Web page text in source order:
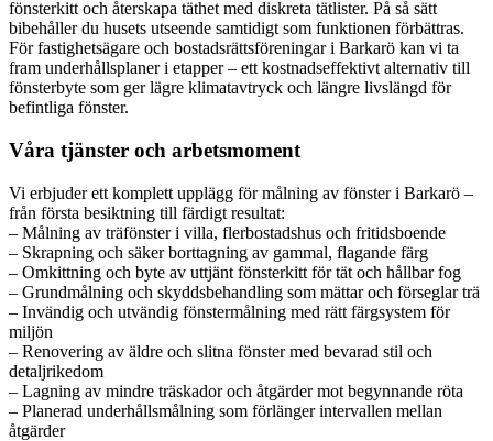
fönsterkitt och återskapa täthet med diskreta tätlister. På så sätt
bibehåller du husets utseende samtidigt som funktionen förbättras.
För fastighetsägare och bostadsrättsföreningar i Barkarö kan vi ta
fram underhållsplaner i etapper – ett kostnadseffektivt alternativ till
fönsterbyte som ger lägre klimatavtryck och längre livslängd för
befintliga fönster.
Våra tjänster och arbetsmoment
Vi erbjuder ett komplett upplägg för målning av fönster i Barkarö –
från första besiktning till färdigt resultat:
– Målning av träfönster i villa, flerbostadshus och fritidsboende
– Skrapning och säker borttagning av gammal, flagande färg
– Omkittning och byte av uttjänt fönsterkitt för tät och hållbar fog
– Grundmålning och skyddsbehandling som mättar och förseglar trä
– Invändig och utvändig fönstermålning med rätt färgsystem för
miljön
– Renovering av äldre och slitna fönster med bevarad stil och
detaljrikedom
– Lagning av mindre träskador och åtgärder mot begynnande röta
– Planerad underhållsmålning som förlänger intervallen mellan
åtgärder